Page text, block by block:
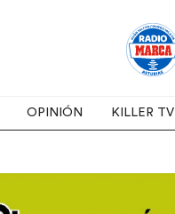
OPINIÓN KILLER TV